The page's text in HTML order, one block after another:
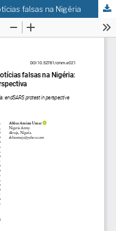
falsas na Nigéria